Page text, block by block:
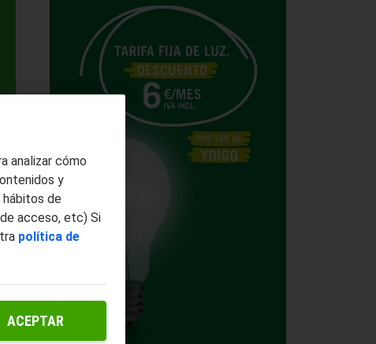
analizar cómo
y
de
acceso, etc) Si
política de
ACEPTAR